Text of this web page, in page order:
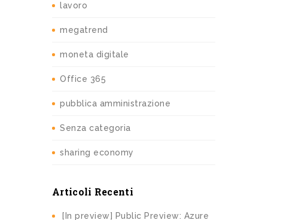
lavoro
megatrend
moneta digitale
Office 365
pubblica amministrazione
Senza categoria
sharing economy
Articoli Recenti
[In preview] Public Preview: Azure